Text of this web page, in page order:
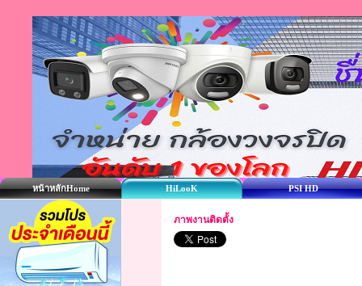
หน้าหลักHome HiLooK PSI HD
ภาพงานติดตั้ง